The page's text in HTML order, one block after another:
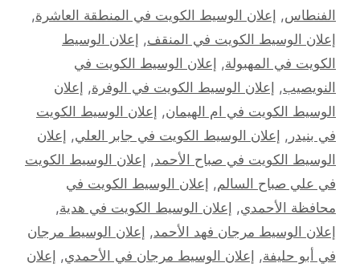
الفنطاس, إعلان الوسيط الكويت في المنطقة العاشرة,
إعلان الوسيط الكويت في المنقف, إعلان الوسيط
الكويت في المهبولة, إعلان الوسيط الكويت في
النويصيب, إعلان الوسيط الكويت في الوفرة, إعلان
الوسيط الكويت في ام الهيمان, إعلان الوسيط الكويت
في بنيدر , إعلان الوسيط الكويت في جابر العلي, إعلان
الوسيط الكويت في صباح الأحمد, إعلان الوسيط الكويت
في علي صباح السالم, إعلان الوسيط الكويت في
محافظة الأحمدي, إعلان الوسيط الكويت في هدية,
إعلان الوسيط مرجان فهد الأحمد, إعلان الوسيط مرجان
في أبو حليفة, إعلان الوسيط مرجان في الأحمدي, إعلان